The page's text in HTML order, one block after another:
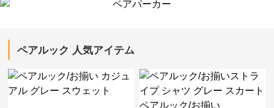
ペアルック 人気アイテム